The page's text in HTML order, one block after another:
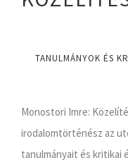
TANULMÁNYOK ÉS
Monostori Imre:
irodalomtörténész az
tanulmányait és